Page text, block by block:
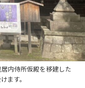
内侍所仮殿を移建した
ます。